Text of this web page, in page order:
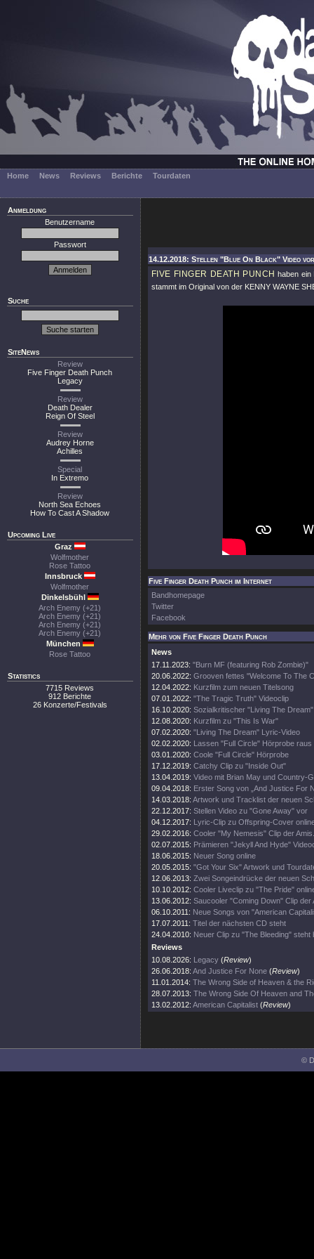
Home News Reviews Berichte Tourdaten
Anmeldung
Benutzername
Passwort
Suche
SiteNews
Review
Five Finger Death Punch
Legacy
Review
Death Dealer
Reign Of Steel
Review
Audrey Horne
Achilles
Special
In Extremo
Review
North Sea Echoes
How To Cast A Shadow
Upcoming Live
Graz
Wolfmother
Rose Tattoo
Innsbruck
Wolfmother
Dinkelsbühl
Arch Enemy (+21)
Arch Enemy (+21)
Arch Enemy (+21)
Arch Enemy (+21)
München
Rose Tattoo
Statistics
7715 Reviews
912 Berichte
26 Konzerte/Festivals
14.12.2018: Stellen "Blue On Black" Video
FIVE FINGER DEATH PUNCH haben ein
stammt im Original von der KENNY WAYNE
Five Finger Death Punch im Internet
Bandhomepage
Twitter
Facebook
Mehr von Five Finger Death Punch
News
17.11.2023: "Burn MF (featuring Rob Zombie)"
20.06.2022: Grooven fettes "Welcome To The
12.04.2022: Kurzfilm zum neuen Titelsong
07.01.2022: "The Tragic Truth" Videoclip
16.10.2020: Sozialkritischer "Living The
12.08.2020: Kurzfilm zu "This Is War"
07.02.2020: "Living The Dream" Lyric-Video
02.02.2020: Lassen "Full Circle" Hörprobe raus
03.01.2020: Coole "Full Circle" Hörprobe
17.12.2019: Catchy Clip zu "Inside Out"
13.04.2019: Video mit Brian May und Country-
09.04.2018: Erster Song von „And Justice For
14.03.2018: Artwork und Tracklist der neuen
22.12.2017: Stellen Video zu "Gone Away" vor
04.12.2017: Lyric-Clip zu Offspring-Cover
29.02.2016: Cooler "My Nemesis" Clip der Amis.
02.07.2015: Prämieren "Jekyll And Hyde"
18.06.2015: Neuer Song online
20.05.2015: "Got Your Six" Artwork und
12.06.2013: Zwei Songeindrücke der neuen
10.10.2012: Cooler Liveclip zu "The Pride"
13.06.2012: Saucooler "Coming Down" Clip der
06.10.2011: Neue Songs von "American
17.07.2011: Titel der nächsten CD steht
24.04.2010: Neuer Clip zu "The Bleeding" steht
Reviews
10.08.2026: Legacy (Review)
26.06.2018: And Justice For None (Review)
11.01.2014: The Wrong Side of Heaven & the
28.07.2013: The Wrong Side Of Heaven and
13.02.2012: American Capitalist (Review)
©